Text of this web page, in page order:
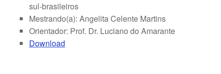
sul-brasileiros
Mestrando(a): Angelita Celente Martins
Orientador: Prof. Dr. Luciano do Amarante
Download